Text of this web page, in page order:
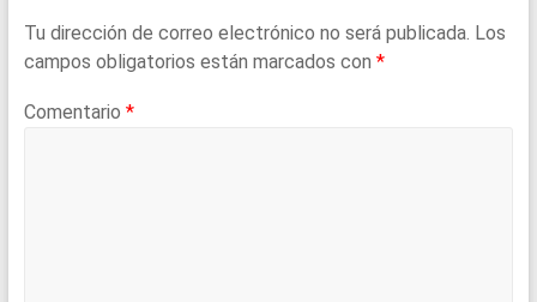
Tu dirección de correo electrónico no será publicada. Los
campos obligatorios están marcados con *
Comentario *